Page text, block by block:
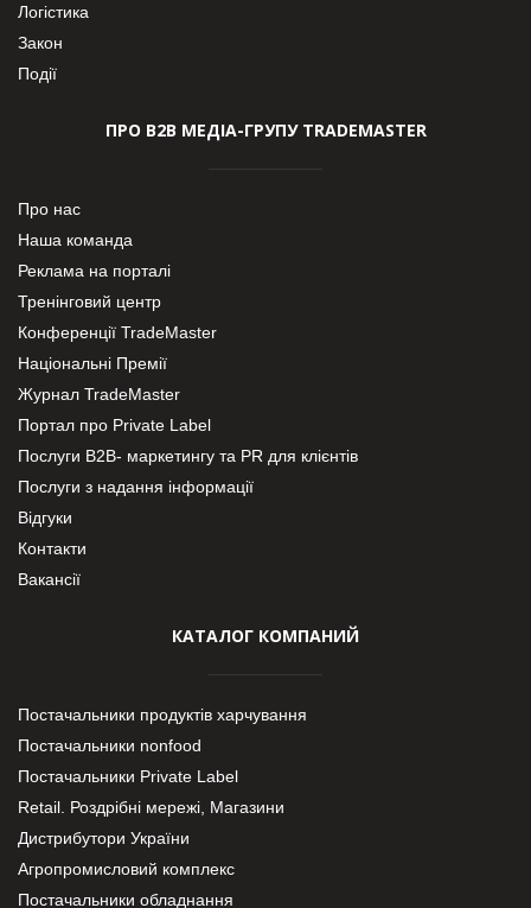
Логістика
Закон
Події
ПРО В2В МЕДІА-ГРУПУ TRADEMASTER
Про нас
Наша команда
Реклама на порталі
Тренінговий центр
Конференції TradeMaster
Національні Премії
Журнал TradeMaster
Портал про Private Label
Послуги В2В- маркетингу та PR для клієнтів
Послуги з надання інформації
Відгуки
Контакти
Вакансії
КАТАЛОГ КОМПАНИЙ
Постачальники продуктів харчування
Постачальники nonfood
Постачальники Private Label
Retail. Роздрібні мережі, Магазини
Дистрибутори України
Агропромисловий комплекс
Постачальники обладнання